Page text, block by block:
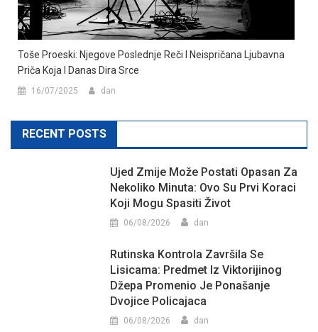
Toše Proeski: Njegove Poslednje Reči I Neispričana Ljubavna
Priča Koja I Danas Dira Srce
16/07/2025 dan
RECENT POSTS
Ujed Zmije Može Postati Opasan Za
Nekoliko Minuta: Ovo Su Prvi Koraci
Koji Mogu Spasiti Život
06/08/2026 dan
Rutinska Kontrola Završila Se
Lisicama: Predmet Iz Viktorijinog
Džepa Promenio Je Ponašanje
Dvojice Policajaca
06/08/2026 dan